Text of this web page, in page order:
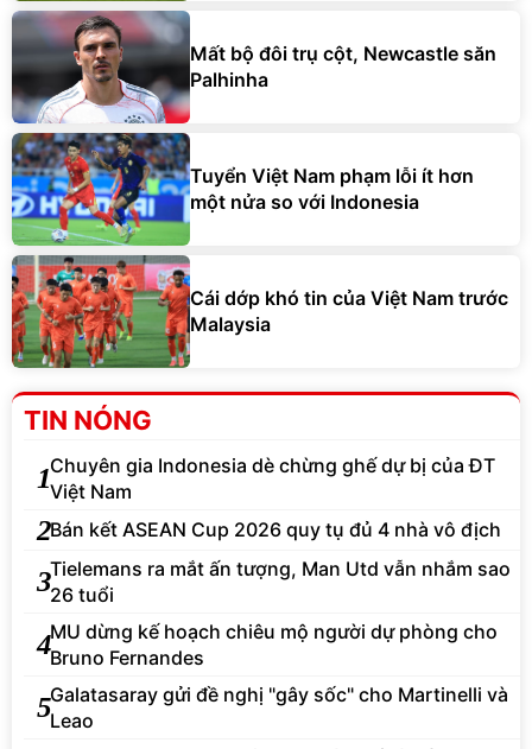
Mất bộ đôi trụ cột, Newcastle săn
Palhinha
Tuyển Việt Nam phạm lỗi ít hơn
một nửa so với Indonesia
Cái dớp khó tin của Việt Nam trước
Malaysia
TIN NÓNG
1Chuyên gia Indonesia dè chừng ghế dự bị của ĐT
Việt Nam
2Bán kết ASEAN Cup 2026 quy tụ đủ 4 nhà vô địch
3Tielemans ra mắt ấn tượng, Man Utd vẫn nhắm sao
26 tuổi
4MU dừng kế hoạch chiêu mộ người dự phòng cho
Bruno Fernandes
5Galatasaray gửi đề nghị "gây sốc" cho Martinelli và
Leao